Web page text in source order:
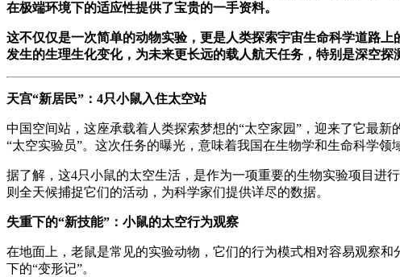
在极端环境下的适应性提供了宝贵的一手资料。
这不仅仅是一次简单的动物实验，更是人类探索宇宙生命科学道路
发生的生理生化变化，为未来更长远的载人航天任务，特别是深空探
天宫“新居民”：4只小鼠入住太空站
中国空间站，这座承载着人类探索梦想的“太空家园”，迎来了它最
“太空实验员”。这次任务的曝光，意味着我国在生物学和生命科学领
据了解，这4只小鼠的太空生活，是作为一项重要的生物实验项目进
则全天候捕捉它们的活动，为科学家们提供详尽的数据。
失重下的“新技能”：小鼠的太空行为观察
在地面上，老鼠是常见的实验动物，它们的行为模式相对容易观察
下的“变形记”。